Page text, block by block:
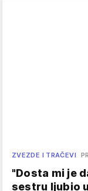
ZVEZDE I TRAČEVI
"Dosta mi je
sestru ljubio